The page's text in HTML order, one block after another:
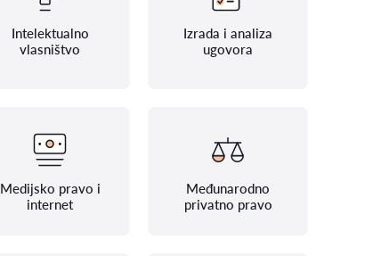
Intelektualno
vlasništvo
Izrada i analiza
ugovora
Medijsko pravo i
internet
Međunarodno
privatno pravo